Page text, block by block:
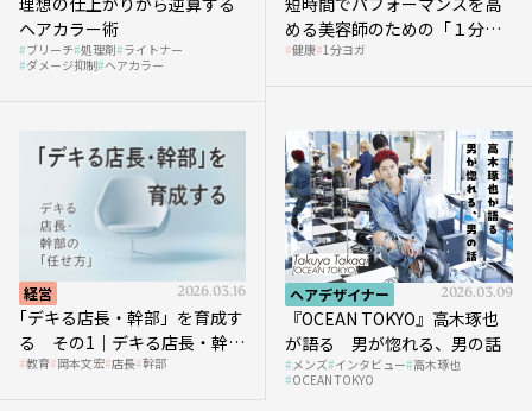
ヘアカラー術
ブリーチ 処理剤 ライトナー
ダメージ抑制 ヘアカラー
める美容師のための「１分ヨ
ガ」講座｜実践編
健康 1分ヨガ
経営 2026.03.16
｢デキる店長・幹部」を育成す
る その1｜デキる店長・幹部
の「任せ方」
教育 岡本文宏 店長 幹部
ヘアデザイナー 2026.03.09
『OCEAN TOKYO』高木琢也
が語る 男が惚れる、男の話
メンズ インタビュー 高木琢也
OCEAN TOKYO